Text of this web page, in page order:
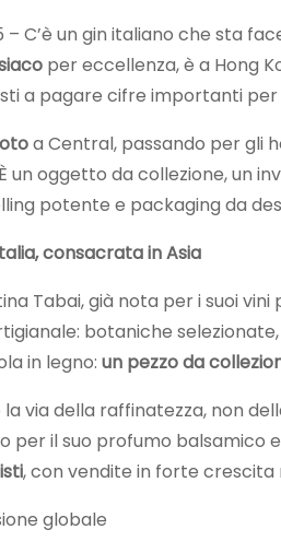
– C’è un gin italiano che sta
per eccellenza, è a Hong
a pagare cifre importanti per
a Central, passando per gli
un oggetto da collezione, un
potente e packaging da
consacrata in Asia
Tabai, già nota per i suoi vini
botaniche
in legno: un pezzo da
via della raffinatezza, non
per il suo profumo balsamico
, con vendite in forte crescita
globale